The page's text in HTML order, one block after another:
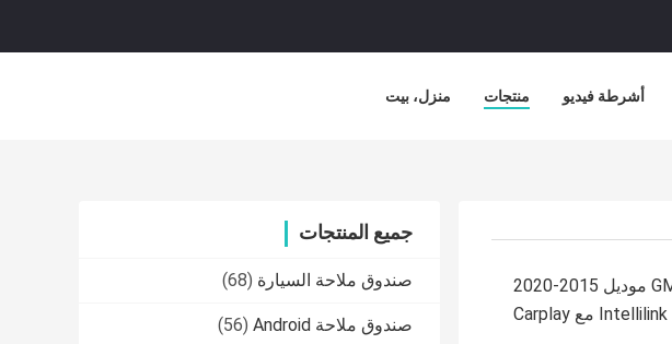
منزل، بيت منتجات أشرطة فيديو
جميع المنتجات
صندوق ملاحة السيارة (68)
صندوق ملاحة Android (56)
واجهة فيديو الوسائط المتعددة Lsailt Android لسيارة GMC Canyon موديل 2015-2020